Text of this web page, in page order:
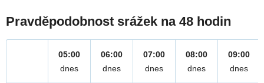
Pravděpodobnost srážek na 48 hodin
05:00
dnes
06:00
dnes
07:00
dnes
08:00
dnes
09:00
dnes